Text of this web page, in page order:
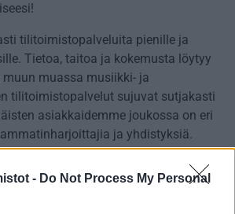
- Do Not Process My Personal
tilitoimistopalveluita pienille ja
Tietoa, taitoa ja kokemusta löytyy
muassa musiikki- ja
tilitoimistopalvelut sujuvat sutjakasti
asiakkaidemme joukossa on eri
ja yhdistyksiä.